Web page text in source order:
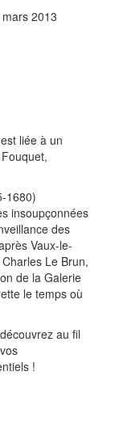
mars 2013
liée à un
1680)
insoupçonnées
des
Vaux-le-
Le Brun,
de la Galerie
le temps où
au fil
!